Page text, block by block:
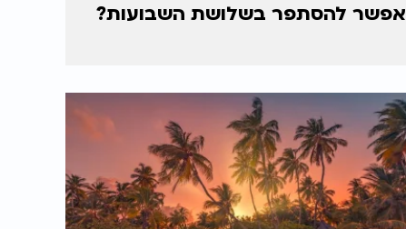
אפשר להסתפר בשלושת השבועות?